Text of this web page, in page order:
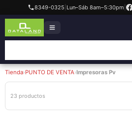
8349-0325 Lun–Sáb 8am–5:30pm
Tienda›PUNTO DE VENTA›Impresoras Pv
23 productos